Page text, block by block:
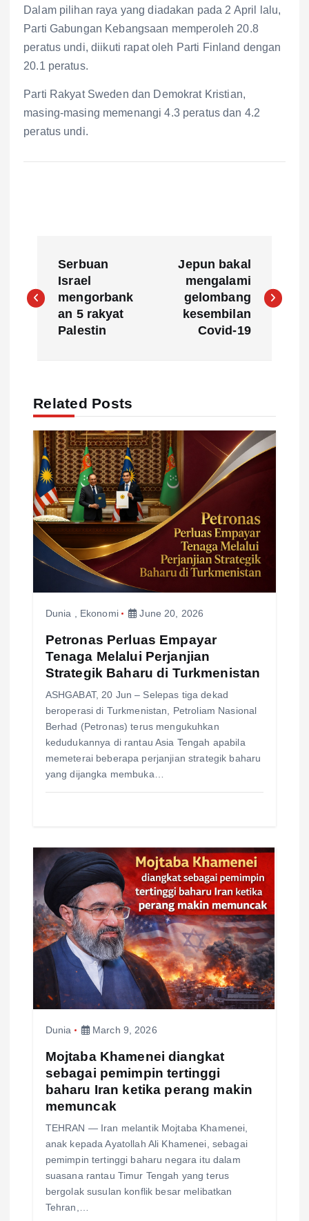
Dalam pilihan raya yang diadakan pada 2 April lalu,
Parti Gabungan Kebangsaan memperoleh 20.8
peratus undi, diikuti rapat oleh Parti Finland dengan
20.1 peratus.
Parti Rakyat Sweden dan Demokrat Kristian,
masing-masing memenangi 4.3 peratus dan 4.2
peratus undi.
o
a
v
g
a
Serbuan
Israel
mengorbank
an 5 rakyat
Palestin
Jepun bakal
mengalami
gelombang
kesembilan
Covid-19
Related Posts
Dunia Ekonomi June 20, 2026
Petronas Perluas Empayar
Tenaga Melalui Perjanjian
Strategik Baharu di Turkmenistan
ASHGABAT, 20 Jun – Selepas tiga dekad
beroperasi di Turkmenistan, Petroliam Nasional
Berhad (Petronas) terus mengukuhkan
kedudukannya di rantau Asia Tengah apabila
memeterai beberapa perjanjian strategik baharu
yang dijangka membuka…
Dunia March 9, 2026
Mojtaba Khamenei diangkat
sebagai pemimpin tertinggi
baharu Iran ketika perang makin
memuncak
TEHRAN — Iran melantik Mojtaba Khamenei,
anak kepada Ayatollah Ali Khamenei, sebagai
pemimpin tertinggi baharu negara itu dalam
suasana rantau Timur Tengah yang terus
bergolak susulan konflik besar melibatkan
Tehran,…